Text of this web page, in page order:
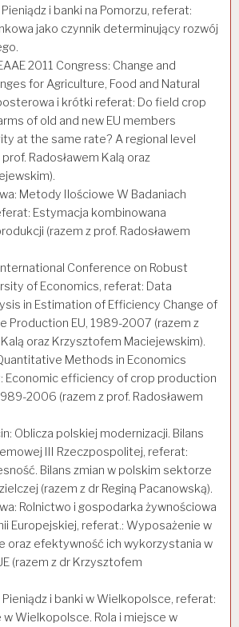
i banki na Pomorzu, referat:
jako czynnik determinujący rozwój
2011 Congress: Change and
for Agriculture, Food and Natural
i krótki referat: Do field crop
of old and new EU members
at the same rate? A regional level
Radosławem Kalą oraz
Metody Ilościowe W Badaniach
Estymacja kombinowana
(razem z prof. Radosławem
Conference on Robust
of Economics, referat: Data
in Estimation of Efficiency Change of
Production EU, 1989-2007 (razem z
oraz Krzysztofem Maciejewskim).
Methods in Economics
Economic efficiency of crop production
2006 (razem z prof. Radosławem
Oblicza polskiej modernizacji. Bilans
III Rzeczpospolitej, referat:
Bilans zmian w polskim sektorze
(razem z dr Reginą Pacanowską).
Rolnictwo i gospodarka żywnościowa
Europejskiej, referat.: Wyposażenie w
oraz efektywność ich wykorzystania w
(razem z dr Krzysztofem
i banki w Wielkopolsce, referat:
w Wielkopolsce. Rola i miejsce w